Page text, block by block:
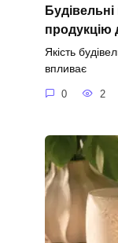
продукцію
Якість
впливає
0 2